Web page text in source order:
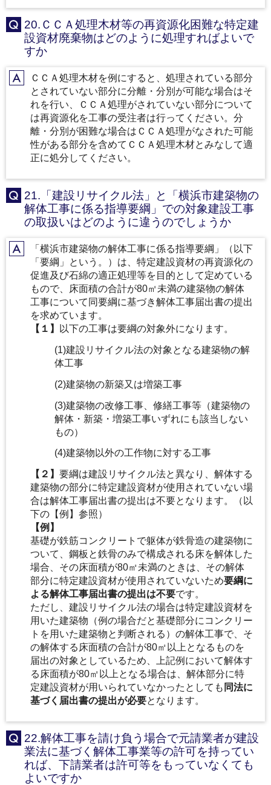
Q
20.ＣＣＡ処理木材等の再資源化困難な特定建
設資材廃棄物はどのように処理すればよいで
すか
AＣＣＡ処理木材を例にすると、処理されている部分
とされていない部分に分離・分別が可能な場合はそ
れを行い、ＣＣＡ処理がされていない部分について
は再資源化を工事の受注者は行ってください。分
離・分別が困難な場合はＣＣＡ処理がなされた可能
性がある部分を含めてＣＣＡ処理木材とみなして適
正に処分してください。
Q
21.「建設リサイクル法」と「横浜市建築物の
解体工事に係る指導要綱」での対象建設工事
の取扱いはどのように違うのでしょうか
A
「横浜市建築物の解体工事に係る指導要綱」（以下
「要綱」という。）は、特定建設資材の再資源化の
促進及び石綿の適正処理等を目的として定めている
もので、床面積の合計が80㎡未満の建築物の解体
工事について同要綱に基づき解体工事届出書の提出
を求めています。
【１】
以下の工事は要綱の対象外になります。
(1)建設リサイクル法の対象となる建築物の解
体工事
(2)建築物の新築又は増築工事
(3)建築物の改修工事、修繕工事等（建築物の
解体・新築・増築工事いずれにも該当しない
もの）
(4)建築物以外の工作物に対する工事
【２】 要綱は建設リサイクル法と異なり、解体する
建築物の部分に特定建設資材が使用されていない場
合は解体工事届出書の提出は不要となります。（以
下の【例】参照）
【例】
基礎が鉄筋コンクリートで躯体が鉄骨造の建築物に
ついて、鋼板と鉄骨のみで構成される床を解体した
場合、その床面積が80㎡未満のときは、その解体
部分に特定建設資材が使用されていないため要綱に
よる解体工事届出書の提出は不要です。
ただし、建設リサイクル法の場合は特定建設資材を
用いた建築物（例の場合だと基礎部分にコンクリー
トを用いた建築物と判断される）の解体工事で、そ
の解体する床面積の合計が80㎡以上となるものを
届出の対象としているため、上記例において解体す
る床面積が80㎡以上となる場合は、解体部分に特
定建設資材が用いられていなかったとしても 同法に
基づく届出書の提出が必要となります。
Q
22.解体工事を請け負う場合で元請業者が建設
業法に基づく解体工事業等の許可を持ってい
れば、下請業者は許可等をもっていなくても
よいですか